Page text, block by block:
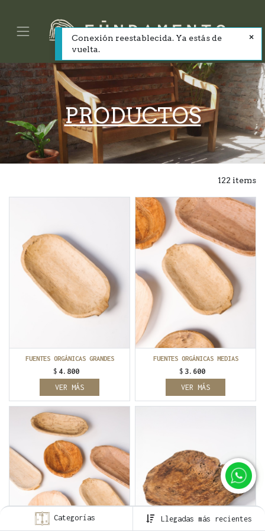
Categorías Llegadas más recientes
PRODUCTOS
122 items
FUENTES ORGÁNICAS GRANDES
$4.800
VER MÁS
FUENTES ORGÁNICAS MEDIAS
$3.600
VER MÁS
Conexión reestablecida. Ya estás de
vuelta.